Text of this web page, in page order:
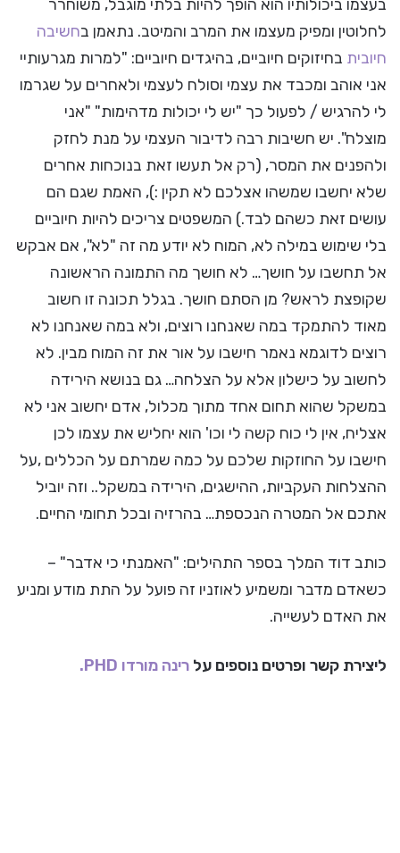
בעצמו ביכולותיו הוא הופך להיות בלתי מוגבל, משוחרר
לחלוטין ומפיק מעצמו את המרב והמיטב. נתאמן בחשיבה
חיובית בחיזוקים חיוביים, בהיגדים חיוביים: "למרות מגרעותיי
אני אוהב ומכבד את עצמי וסולח לעצמי ולאחרים על שגרמו
לי להרגיש / לפעול כך "יש לי יכולות מדהימות" "אני
מוצלח". יש חשיבות רבה לדיבור העצמי על מנת לחזק
ולהפנים את המסר, (רק אל תעשו זאת בנוכחות אחרים
שלא יחשבו שמשהו אצלכם לא תקין :), האמת שגם הם
עושים זאת כשהם לבד.) המשפטים צריכים להיות חיוביים
בלי שימוש במילה לא, המוח לא יודע מה זה "לא", אם אבקש
אל תחשבו על חושך… לא חושך מה התמונה הראשונה
שקופצת לראש? מן הסתם חושך. בגלל תכונה זו חשוב
מאוד להתמקד במה שאנחנו רוצים, ולא במה שאנחנו לא
רוצים לדוגמא נאמר חישבו על אור את זה המוח מבין. לא
לחשוב על כישלון אלא על הצלחה… גם בנושא הירידה
במשקל שהוא תחום אחד מתוך מכלול, אדם יחשוב אני לא
אצליח, אין לי כוח קשה לי וכו' הוא יחליש את עצמו לכן
חישבו על החוזקות שלכם על כמה שמרתם על הכללים ,על
ההצלחות העקביות, ההישגים, הירידה במשקל.. וזה יוביל
אתכם אל המטרה הנכספת… בהרזיה ובכל תחומי החיים.
כותב דוד המלך בספר התהילים: "האמנתי כי אדבר" –
כשאדם מדבר ומשמיע לאוזניו זה פועל על התת מודע ומניע
את האדם לעשייה.
ליצירת קשר ופרטים נוספים על רינה מורדו PHD.